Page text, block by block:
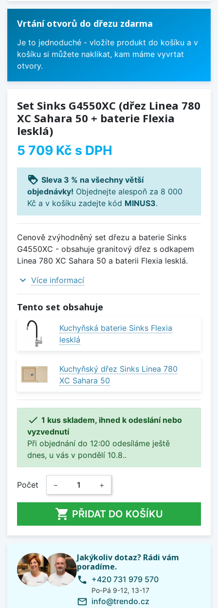
Vrtání otvorů do dřezu zdarma
Je to jednoduché - vložíte produkt do košíku a v
košíku si můžete naklikat, kam máme vyvrtat
otvory.
Set Sinks G4550XC (dřez Linea 780
XC Sahara 50 + baterie Flexia
lesklá)
5 709 Kč s DPH
loyalty Sleva 3 % na všechny větší
objednávky! Objednejte alespoň za 8 000
Kč a v košíku zadejte kód MINUS3.
Cenově zvýhodněný set dřezu a baterie Sinks
G4550XC - obsahuje granitový dřez s odkapem
Linea 780 XC Sahara 50 a baterii Flexia lesklá.
expand_more Více informací
Tento set obsahuje
Kuchyňská baterie Sinks Flexia
lesklá
Kuchyňský dřez Sinks Linea 780
XC Sahara 50
 1 kus skladem, ihned k odeslání nebo
vyzvednutí
Při objednání do 12:00 odesíláme ještě
dnes, u vás v pondělí 10.8..
Počet − +
 PŘIDAT DO KOŠÍKU
Jakýkoliv dotaz? Rádi vám
poradíme.
phone +420 731 979 570
Po-Pá 9-12, 13-17
mail_outline info@trendo.cz